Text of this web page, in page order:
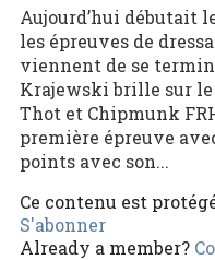
Aujourd’hui débutait
les épreuves de
viennent de se
Krajewski brille sur
Thot et Chipmunk
première épreuve
points avec son...
Ce contenu est
S'abonner
Already a member?